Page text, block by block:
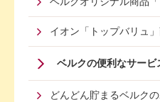
イオン「トップバリュ
Footer
Menu
ベルクの便利なサービ
どんどん貯まるベルク